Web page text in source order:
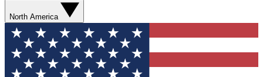
North America